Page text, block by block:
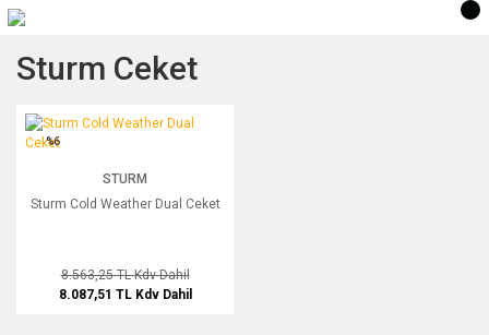
Sturm Ceket
Sturm Cold Weather Dual Ceket
%6
STURM
Sturm Cold Weather Dual Ceket
8.563,25 TLKdv Dahil
8.087,51 TL Kdv Dahil